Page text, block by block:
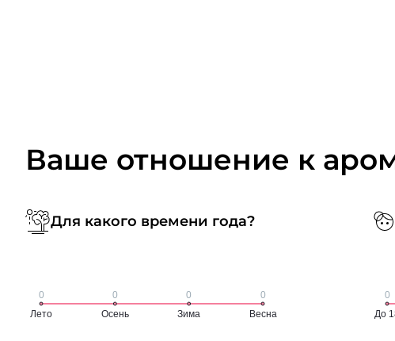
Ваше отношение к
Для какого времени года?